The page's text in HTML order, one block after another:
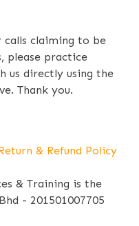
calls claiming to be
please practice
us directly using the
Thank you.
& Refund Policy
& Training is the
- 201501007705